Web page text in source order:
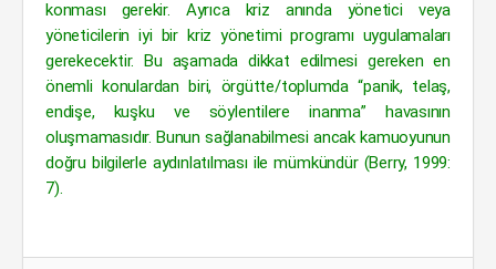
konması gerekir. Ayrıca kriz anında yönetici veya
yöneticilerin iyi bir kriz yönetimi programı uygulamaları
gerekecektir. Bu aşamada dikkat edilmesi gereken en
önemli konulardan biri, örgütte/toplumda “panik, telaş,
endişe, kuşku ve söylentilere inanma” havasının
oluşmamasıdır. Bunun sağlanabilmesi ancak kamuoyunun
doğru bilgilerle aydınlatılması ile mümkündür (Berry, 1999:
7).